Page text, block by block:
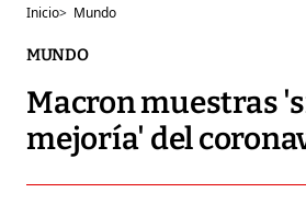
Inicio> Mundo
MUNDO
Macron muestras
mejoría' del